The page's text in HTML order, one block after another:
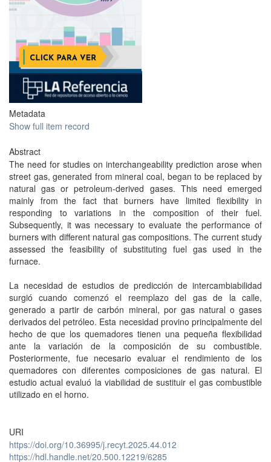
Metadata
Show full item record
Abstract
The need for studies on interchangeability prediction arose when
street gas, generated from mineral coal, began to be replaced by
natural gas or petroleum-derived gases. This need emerged
mainly from the fact that burners have limited flexibility in
responding to variations in the composition of their fuel.
Subsequently, it was necessary to evaluate the performance of
burners with different natural gas compositions. The current study
assessed the feasibility of substituting fuel gas used in the
furnace.
La necesidad de estudios de predicción de intercambiabilidad
surgió cuando comenzó el reemplazo del gas de la calle,
generado a partir de carbón mineral, por gas natural o gases
derivados del petróleo. Esta necesidad provino principalmente del
hecho de que los quemadores tienen una pequeña flexibilidad
ante la variación de la composición de su combustible.
Posteriormente, fue necesario evaluar el rendimiento de los
quemadores con diferentes composiciones de gas natural. El
estudio actual evaluó la viabilidad de sustituir el gas combustible
utilizado en el horno.
URI
https://doi.org/10.36995/j.recyt.2025.44.012
https://hdl.handle.net/20.500.12219/6285